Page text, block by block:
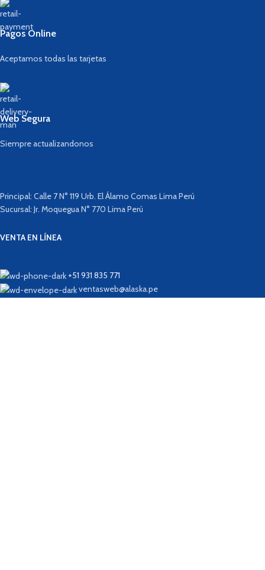
Pagos Online
Aceptamos todas las tarjetas
Web Segura
Siempre actualizandonos
Principal: Calle 7 N° 119 Urb. El Álamo Comas Lima Perú
Sucursal: Jr. Moquegua N° 770 Lima Perú
VENTA EN LÍNEA
+51 931 835 771
ventasweb@alaska.pe